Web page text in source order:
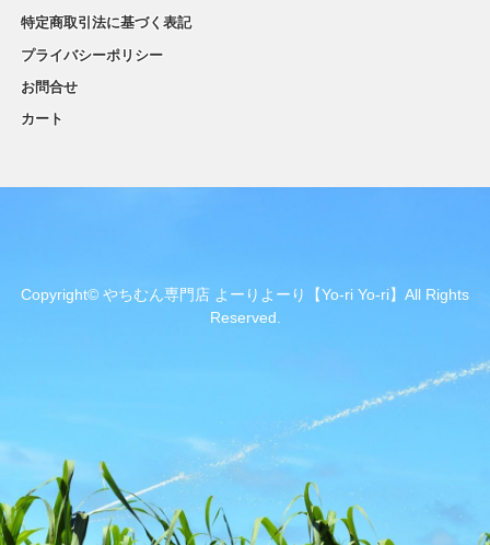
特定商取引法に基づく表記
プライバシーポリシー
お問合せ
カート
Copyright© やちむん専門店 よーりよーり【Yo-ri Yo-ri】All Rights
Reserved.